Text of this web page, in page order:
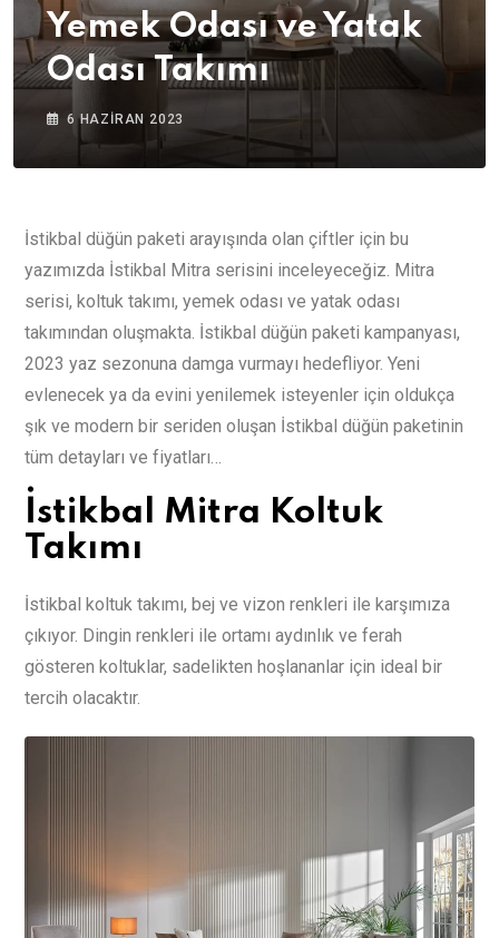
Yemek Odası ve Yatak
Odası Takımı
6 HAZIRAN 2023
İstikbal düğün paketi arayışında olan çiftler için bu
yazımızda İstikbal Mitra serisini inceleyeceğiz. Mitra
serisi, koltuk takımı, yemek odası ve yatak odası
takımından oluşmakta. İstikbal düğün paketi kampanyası,
2023 yaz sezonuna damga vurmayı hedefliyor. Yeni
evlenecek ya da evini yenilemek isteyenler için oldukça
şık ve modern bir seriden oluşan İstikbal düğün paketinin
tüm detayları ve fiyatları…
İstikbal Mitra Koltuk
Takımı
İstikbal koltuk takımı, bej ve vizon renkleri ile karşımıza
çıkıyor. Dingin renkleri ile ortamı aydınlık ve ferah
gösteren koltuklar, sadelikten hoşlananlar için ideal bir
tercih olacaktır.